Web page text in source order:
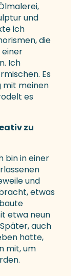
und
ich
die
Ich
Es
mit meinen
es
zu
bin in einer
und
etwas
etwa neun
auch
hatte,
mit, um